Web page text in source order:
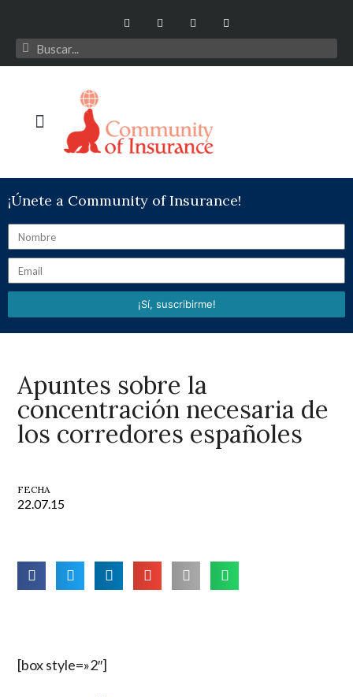
¡Únete a Community of Insurance!
¡Sí, suscribirme!
Apuntes sobre la
concentración necesaria de
los corredores españoles
FECHA
22.07.15
[box style=»2″]